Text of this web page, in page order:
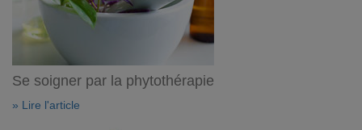
Se soigner par la phytothérapie
» Lire l'article